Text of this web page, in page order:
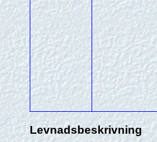
Levnadsbeskrivning